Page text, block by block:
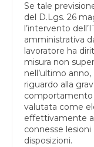
Se tale
del D.Lgs. 26
l’intervento
amministrativa
lavoratore ha
misura non
nell’ultimo
riguardo alla
comportamento
valutata come
effettivamente
connesse
disposizioni.